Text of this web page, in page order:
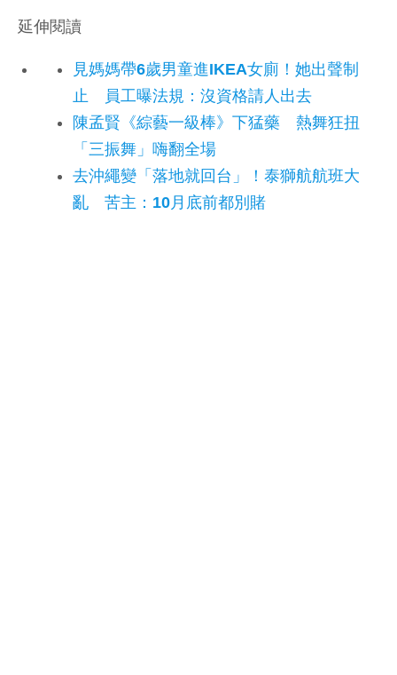
延伸閱讀
見媽媽帶6歲男童進IKEA女廁！她出聲制
止 員工曝法規：沒資格請人出去
陳孟賢《綜藝一級棒》下猛藥 熱舞狂扭
「三振舞」嗨翻全場
去沖繩變「落地就回台」！泰獅航航班大
亂 苦主：10月底前都別賭